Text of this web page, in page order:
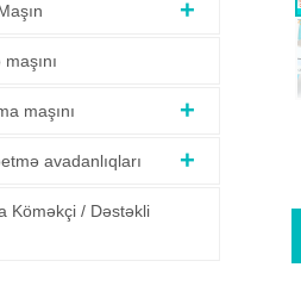
maşını
avadanlıqları
Köməkçi / Dəstəkli